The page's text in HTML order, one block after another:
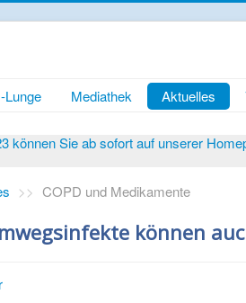
Lunge Mediathek Aktuelles
Sie ab sofort auf unserer
>> COPD und Medikamente
können